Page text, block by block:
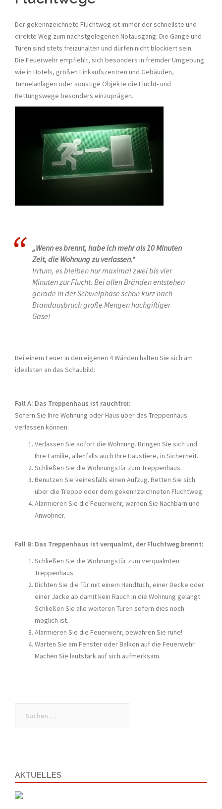
Der gekennzeichnete Fluchtweg ist immer der schnellste und
direkte Weg zum nächstgelegenen Notausgang. Die Gänge und
Türen sind stets freizuhalten und dürfen nicht blockiert sein.
Die Feuerwehr empfiehlt, sich besonders in fremder Umgebung
wie in Hotels, großen Einkaufszentren und Gebäuden,
Tunnelanlagen oder sonstige Objekte die Flucht- und
Rettungswege besonders einzuprägen.
„Wenn es brennt, habe ich mehr als 10 Minuten
Zeit, die Wohnung zu verlassen.“
Irrtum, es bleiben nur maximal zwei bis vier
Minuten zur Flucht. Bei allen Bränden entstehen
gerade in der Schwelphase schon kurz nach
Brandausbruch große Mengen hochgiftiger
Gase!
Bei einem Feuer in den eigenen 4 Wänden halten Sie sich am
idealsten an das Schaubild:
Fall A: Das Treppenhaus ist rauchfrei:
Sofern Sie Ihre Wohnung oder Haus über das Treppenhaus
verlassen können:
Verlassen Sie sofort die Wohnung. Bringen Sie sich und
Ihre Familie, allenfalls auch Ihre Haustiere, in Sicherheit.
Schließen Sie die Wohnungstür zum Treppenhaus.
Benutzen Sie keinesfalls einen Aufzug. Retten Sie sich
über die Treppe oder dem gekennzeichneten Fluchtweg.
Alarmieren Sie die Feuerwehr, warnen Sie Nachbarn und
Anwohner.
Fall B: Das Treppenhaus ist verqualmt, der Fluchtweg brennt:
Schließen Sie die Wohnungstür zum verqualmten
Treppenhaus.
Dichten Sie die Tür mit einem Handtuch, einer Decke oder
einer Jacke ab damit kein Rauch in die Wohnung gelangt.
Schließen Sie alle weiteren Türen sofern dies noch
möglich ist.
Alarmieren Sie die Feuerwehr, bewahren Sie ruhe!
Warten Sie am Fenster oder Balkon auf die Feuerwehr.
Machen Sie lautstark auf sich aufmerksam.
nach:
AKTUELLES